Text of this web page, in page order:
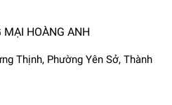
MẠI HOÀNG ANH
Thịnh, Phường Yên Sở, Thành